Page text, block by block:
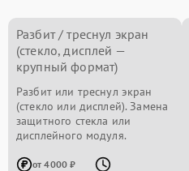
Разбит / треснул экран
(стекло, дисплей —
крупный формат)
Разбит или треснул экран
(стекло или дисплей). Замена
защитного стекла или
дисплейного модуля.
от 4000 ₽